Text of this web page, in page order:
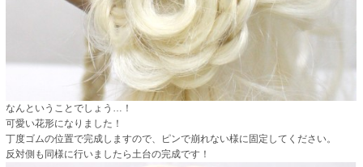
なんということでしょう…！
可愛い花形になりました！
丁度ゴムの位置で完成しますので、ピンで崩れない様に固定してください。
反対側も同様に行いましたら土台の完成です！